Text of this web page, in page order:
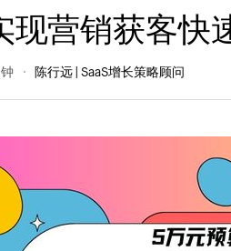
现营销获客快
陈行远 | SaaS增长策略顾问